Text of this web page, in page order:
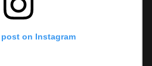
on Instagram